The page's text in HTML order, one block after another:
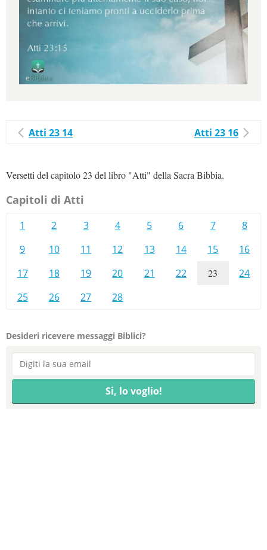
Atti 23 14 Atti 23 16
Versetti del capitolo 23 del libro "Atti" della Sacra Bibbia.
Capitoli di Atti
1 2 3 4 5 6 7
8
9
10 11 12 13 14 15
16
17
18 19 20 21 22 23
24
25
26 27 28
Desideri ricevere messaggi Biblici?